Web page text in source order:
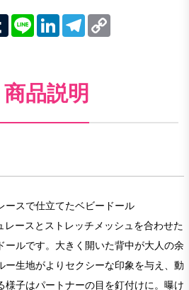
TumblrLine LinkedInTelegram
商品説明
ースで仕立てたベビードール
レースとストレッチメッシュを合わせた
ールです。大きく開いた背中が大人の余
ー生地がよりセクシーな印象を与え、動
様子はパートナーの目を釘付けに。曝け